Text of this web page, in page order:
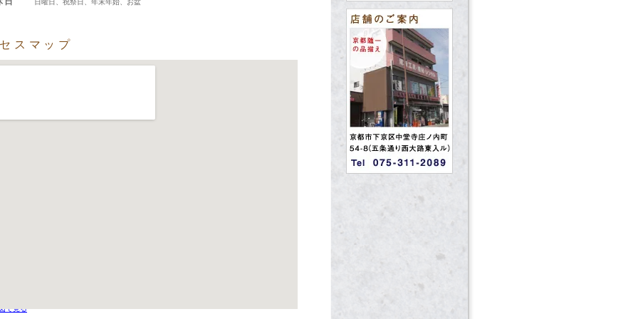
日曜日、祝祭日、年末年始、お盆
スマップ
で見る